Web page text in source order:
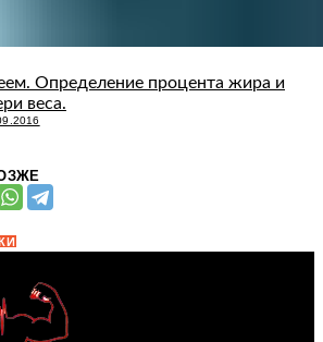
Определение процента жира и
веса.